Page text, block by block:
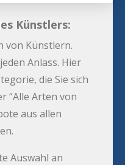
Künstlers:
von Künstlern.
Anlass. Hier
die Sie sich
“Alle Arten von
aus allen
Auswahl an